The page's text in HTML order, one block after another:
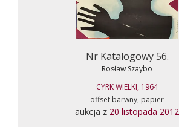
Nr Katalogowy 56.
Rosław Szaybo
CYRK WIELKI, 1964
offset barwny, papier
aukcja z 20 listopada 2012